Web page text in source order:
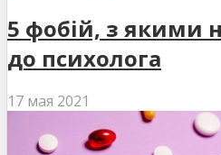
5 фобій, з якими
до психолога
17 мая 2021